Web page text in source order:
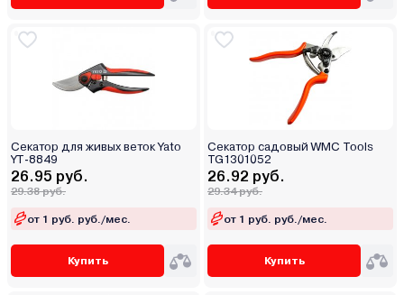
Секатор для живых веток Yato
YT-8849
26.95 руб.
29.38 руб.
от 1 руб. руб./мес.
Купить
Секатор садовый WMC Tools
TG1301052
26.92 руб.
29.34 руб.
от 1 руб. руб./мес.
Купить